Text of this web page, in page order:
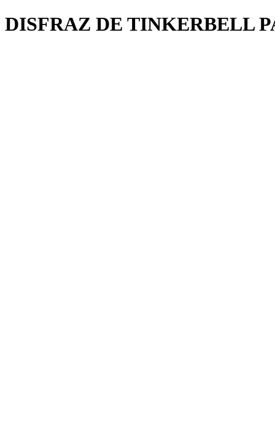
DISFRAZ DE TINKERBELL